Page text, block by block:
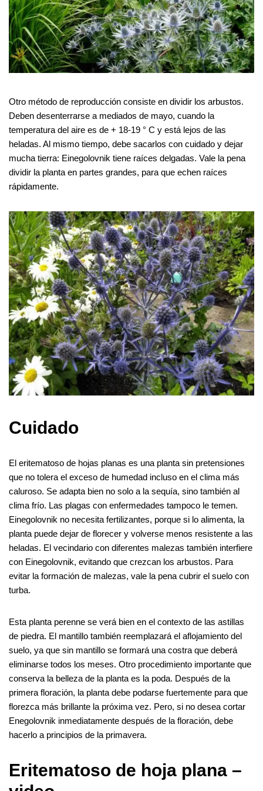
Otro método de reproducción consiste en dividir los arbustos.
Deben desenterrarse a mediados de mayo, cuando la
temperatura del aire es de + 18-19 ° C y está lejos de las
heladas. Al mismo tiempo, debe sacarlos con cuidado y dejar
mucha tierra: Einegolovnik tiene raíces delgadas. Vale la pena
dividir la planta en partes grandes, para que echen raíces
rápidamente.
Cuidado
El eritematoso de hojas planas es una planta sin pretensiones
que no tolera el exceso de humedad incluso en el clima más
caluroso. Se adapta bien no solo a la sequía, sino también al
clima frío. Las plagas con enfermedades tampoco le temen.
Einegolovnik no necesita fertilizantes, porque si lo alimenta, la
planta puede dejar de florecer y volverse menos resistente a las
heladas. El vecindario con diferentes malezas también interfiere
con Einegolovnik, evitando que crezcan los arbustos. Para
evitar la formación de malezas, vale la pena cubrir el suelo con
turba.
Esta planta perenne se verá bien en el contexto de las astillas
de piedra. El mantillo también reemplazará el aflojamiento del
suelo, ya que sin mantillo se formará una costra que deberá
eliminarse todos los meses. Otro procedimiento importante que
conserva la belleza de la planta es la poda. Después de la
primera floración, la planta debe podarse fuertemente para que
florezca más brillante la próxima vez. Pero, si no desea cortar
Enegolovnik inmediatamente después de la floración, debe
hacerlo a principios de la primavera.
Eritematoso de hoja plana –